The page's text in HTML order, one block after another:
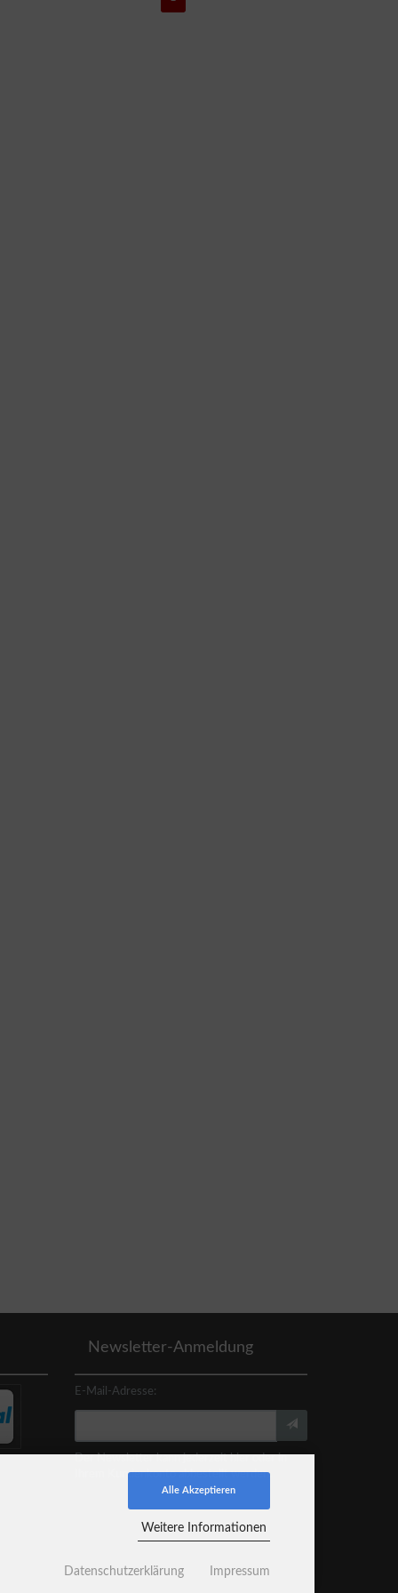
Newsletter-Anmeldung
E-Mail-Adresse:
Der Newsletter kann jederzeit hier oder in
Ihrem Kundenkonto abbestellt werden.
Alle Akzeptieren
Weitere Informationen
Datenschutzerklärung Impressum